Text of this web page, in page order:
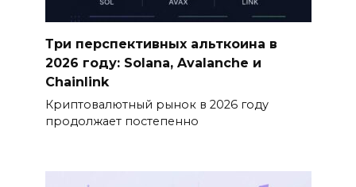
Три перспективных альткоина в
2026 году: Solana, Avalanche и
Chainlink
Криптовалютный рынок в 2026 году
продолжает постепенно